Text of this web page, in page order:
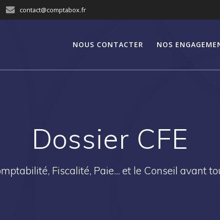
contact@comptabox.fr
NOUS CONTACTER NOS
Dossier CFE
Fiscalité, Paie... et le Conseil avant